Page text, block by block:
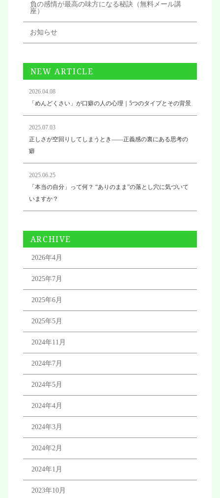
負の感情が最高の味方になる秘訣（無料メール講
座）
お知らせ
NEW ARTICLE
2026.04.08
「めんどくさい」が口癖の人の心理｜5つのタイプとその背景
2025.07.03
正しさが空回りしてしまうとき——正義感の裏にある思考の
癖
2025.06.25
「本当の自分」って何？ “ありのまま”の落とし穴に気づいて
いますか？
ARCHIVE
2026年4月
2025年7月
2025年6月
2025年5月
2024年11月
2024年7月
2024年5月
2024年4月
2024年3月
2024年2月
2024年1月
2023年10月